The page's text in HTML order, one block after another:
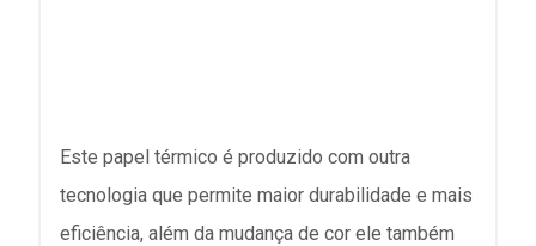
Este papel térmico é produzido com outra
tecnologia que permite maior durabilidade e mais
eficiência, além da mudança de cor ele também